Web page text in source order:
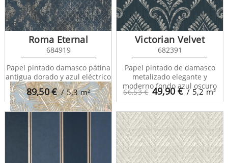
Dream garden
102251090
89,50€ / 5,3m²
Roma Eternal
684919
Papel pintado damasco pátina
antigua dorado y azul eléctrico
66,53 € 49,90€ / 5,2m²
Victorian Velvet
682391
Papel pintado de damasco
metalizado elegante y
moderno fondo azul oscuro